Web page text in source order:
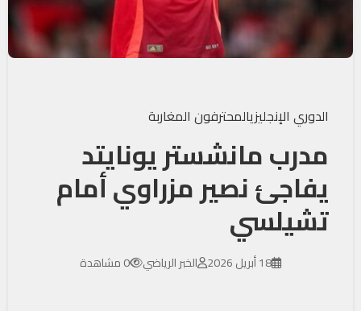
الدوري الإنجليزيالمحترفون المغاربة
مدرب مانشستر يونايتد
يفاجئ نصير مزراوي أمام
تشيلسي
18 أبريل 2026 الخبر الرياضي 0 مشاهدة